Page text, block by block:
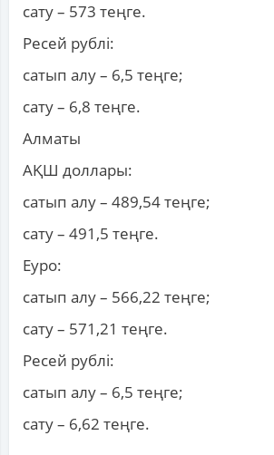
сату – 573 теңге.
Ресей рублі:
сатып алу – 6,5 теңге;
сату – 6,8 теңге.
Алматы
АҚШ доллары:
сатып алу – 489,54 теңге;
сату – 491,5 теңге.
Еуро:
сатып алу – 566,22 теңге;
сату – 571,21 теңге.
Ресей рублі:
сатып алу – 6,5 теңге;
сату – 6,62 теңге.